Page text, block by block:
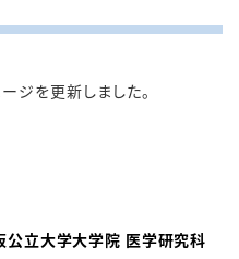
ジを更新しました。
公立大学大学院 医学研究科